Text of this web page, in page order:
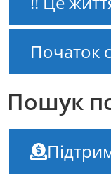
Початок
Пошук
атака Росії